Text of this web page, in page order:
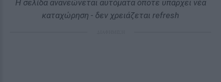
Η σελίδα ανανεώνεται αυτόματα όποτε υπάρχει νέα
καταχώρηση - δεν χρειάζεται refresh